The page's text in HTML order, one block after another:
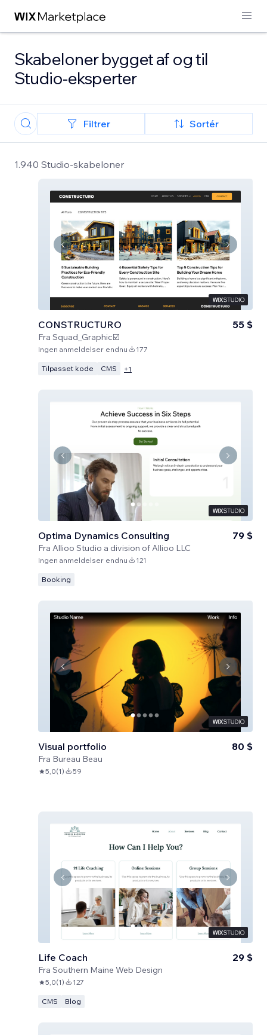
Skabeloner bygget af og til
Studio-eksperter
Filtrer Sortér
1.940 Studio-skabeloner
CONSTRUCTURO
Fra Squad_Graphic☑️
55 $
Ingen anmeldelser endnu 177
Tilpasset kode CMS +1
Optima Dynamics Consulting
Fra Allioo Studio a division of Allioo LLC
79 $
Ingen anmeldelser endnu 121
Booking
Visual portfolio
Fra Bureau Beau
80 $
5,0(1) 59
Life Coach
Fra Southern Maine Web Design
29 $
5,0(1) 127
CMS Blog